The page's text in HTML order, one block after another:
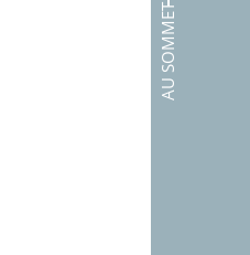
AU SOMMET